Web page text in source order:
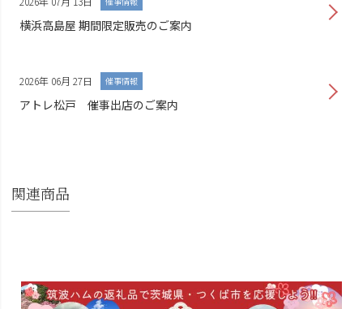
横浜高島屋 期間限定販売のご案内
2026年 06月 27日 催事情報
アトレ松戸 催事出店のご案内
関連商品